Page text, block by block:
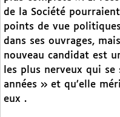
de la Société
points de vue
dans ses ouvrages,
nouveau candidat est
les plus nerveux qui
années » et qu’elle
eux .